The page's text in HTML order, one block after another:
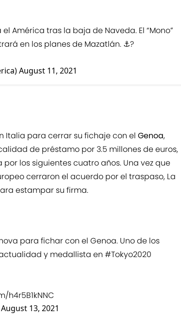
América tras la baja de Naveda. El “Mono”
en los planes de Mazatlán. ⚓️?
August 11, 2021
Italia para cerrar su fichaje con el Genoa,
de préstamo por 3.5 millones de euros,
los siguientes cuatro años. Una vez que
cerraron el acuerdo por el traspaso, La
estampar su firma.
para fichar con el Genoa. Uno de los
y medallista en #Tokyo2020
h4r5B1kNNC
August 13, 2021